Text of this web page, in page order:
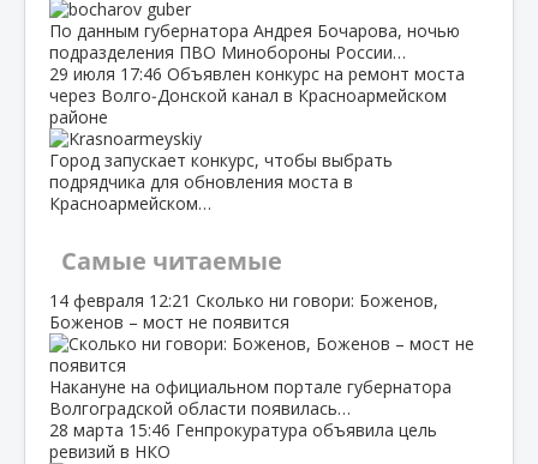
По данным губернатора Андрея Бочарова, ночью
подразделения ПВО Минобороны России…
29 июля 17:46 Объявлен конкурс на ремонт моста
через Волго‑Донской канал в Красноармейском
районе
Город запускает конкурс, чтобы выбрать
подрядчика для обновления моста в
Красноармейском…
Самые читаемые
14 февраля 12:21 Сколько ни говори: Боженов,
Боженов – мост не появится
Накануне на официальном портале губернатора
Волгоградской области появилась…
28 марта 15:46 Генпрокуратура объявила цель
ревизий в НКО